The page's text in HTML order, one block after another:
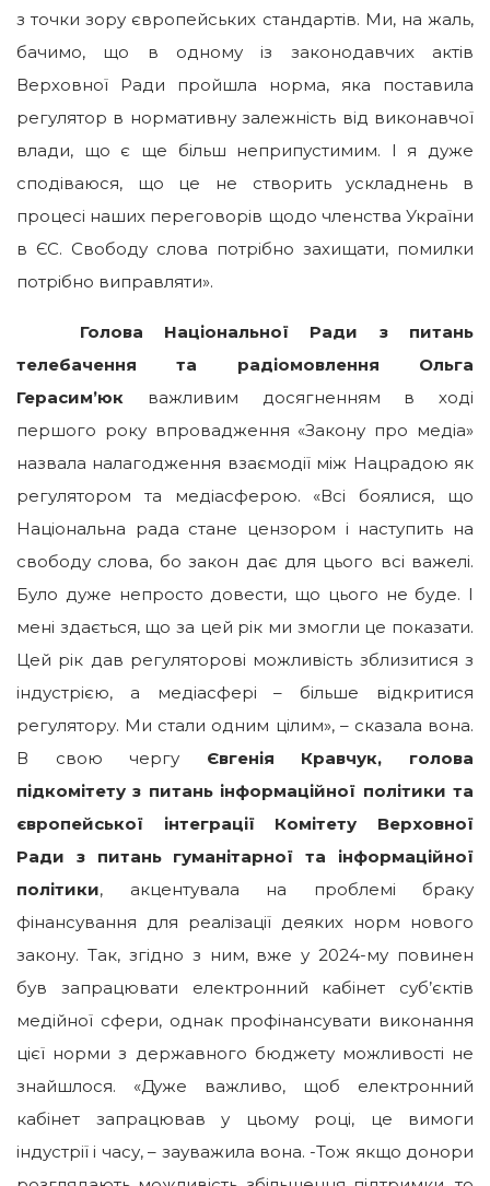
з точки зору європейських стандартів. Ми, на жаль,
бачимо, що в одному із законодавчих актів
Верховної Ради пройшла норма, яка поставила
регулятор в нормативну залежність від виконавчої
влади, що є ще більш неприпустимим. І я дуже
сподіваюся, що це не створить ускладнень в
процесі наших переговорів щодо членства України
в ЄС. Свободу слова потрібно захищати, помилки
потрібно виправляти».
Голова Національної Ради з питань
телебачення та радіомовлення Ольга
Герасим’юк важливим досягненням в ході
першого року впровадження «Закону про медіа»
назвала налагодження взаємодії між Нацрадою як
регулятором та медіасферою. «Всі боялися, що
Національна рада стане цензором і наступить на
свободу слова, бо закон дає для цього всі важелі.
Було дуже непросто довести, що цього не буде. І
мені здається, що за цей рік ми змогли це показати.
Цей рік дав регуляторові можливість зблизитися з
індустрією, а медіасфері – більше відкритися
регулятору. Ми стали одним цілим», – сказала вона.
В свою чергу Євгенія Кравчук, голова
підкомітету з питань інформаційної політики та
європейської інтеграції Комітету Верховної
Ради з питань гуманітарної та інформаційної
політики, акцентувала на проблемі браку
фінансування для реалізації деяких норм нового
закону. Так, згідно з ним, вже у 2024-му повинен
був запрацювати електронний кабінет суб’єктів
медійної сфери, однак профінансувати виконання
цієї норми з державного бюджету можливості не
знайшлося. «Дуже важливо, щоб електронний
кабінет запрацював у цьому році, це вимоги
індустрії і часу, – зауважила вона. -Тож якщо донори